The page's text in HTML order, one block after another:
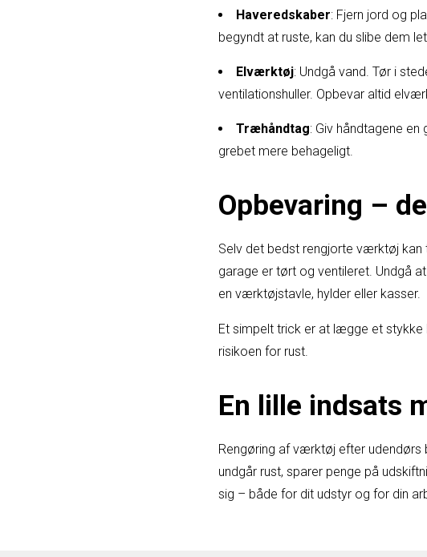
Haveredskaber: Fjern jord og
begyndt at ruste, kan du slibe dem
Elværktøj: Undgå vand. Tør i
ventilationshuller. Opbevar altid
Træhåndtag: Giv håndtagene
grebet mere behageligt.
Opbevaring –
Selv det bedst rengjorte værktøj
garage er tørt og ventileret. Undgå
en værktøjstavle, hylder eller kasser.
Et simpelt trick er at lægge et
risikoen for rust.
En lille indsats
Rengøring af værktøj efter udendørs
undgår rust, sparer penge på
sig – både for dit udstyr og for din